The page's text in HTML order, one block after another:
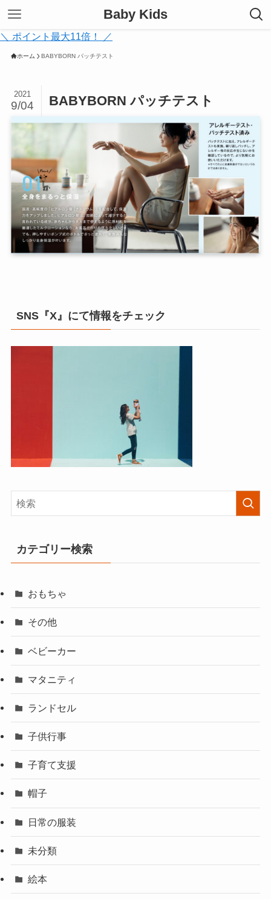
Baby Kids
＼ ポイント最大11倍！ ／
ホーム BABYBORN パッチテスト
BABYBORN パッチテスト
2021
9/04
SNS『X』にて情報をチェック
カテゴリー検索
おもちゃ
その他
ベビーカー
マタニティ
ランドセル
子供行事
子育て支援
帽子
日常の服装
未分類
絵本